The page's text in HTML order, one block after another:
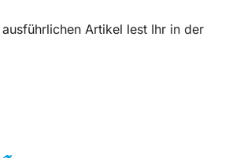
ausführlichen Artikel lest Ihr in der